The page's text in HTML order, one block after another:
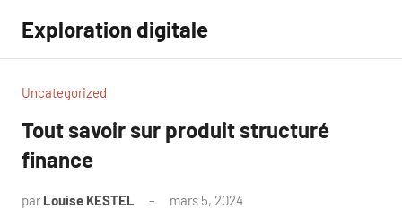
contenu
Exploration digitale
Uncategorized
Tout savoir sur produit structuré
finance
par Louise KESTEL mars 5, 2024